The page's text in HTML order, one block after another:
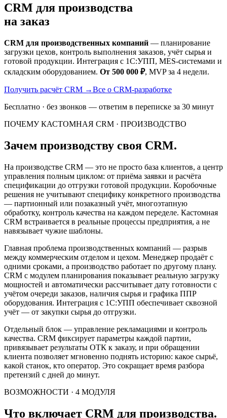
CRM для производства
на заказ
CRM для производственных компаний — планирование
загрузки цехов, контроль выполнения заказов, учёт сырья и
готовой продукции. Интеграция с 1С:УПП, MES-системами и
складским оборудованием. От 500 000 ₽, MVP за 4 недели.
Получить расчёт CRM →Все о CRM-разработке
Бесплатно · без звонков — ответим в переписке за 30 минут
ПОЧЕМУ КАСТОМНАЯ CRM · ПРОИЗВОДСТВО
Зачем производству своя CRM.
На производстве CRM — это не просто база клиентов, а центр
управления полным циклом: от приёма заявки и расчёта
спецификации до отгрузки готовой продукции. Коробочные
решения не учитывают специфику конкретного производства
— партионный или позаказный учёт, многоэтапную
обработку, контроль качества на каждом переделе. Кастомная
CRM встраивается в реальные процессы предприятия, а не
навязывает чужие шаблоны.
Главная проблема производственных компаний — разрыв
между коммерческим отделом и цехом. Менеджер продаёт с
одними сроками, а производство работает по другому плану.
CRM с модулем планирования показывает реальную загрузку
мощностей и автоматически рассчитывает дату готовности с
учётом очереди заказов, наличия сырья и графика ППР
оборудования. Интеграция с 1С:УПП обеспечивает сквозной
учёт — от закупки сырья до отгрузки.
Отдельный блок — управление рекламациями и контроль
качества. CRM фиксирует параметры каждой партии,
привязывает результаты ОТК к заказу, и при обращении
клиента позволяет мгновенно поднять историю: какое сырьё,
какой станок, кто оператор. Это сокращает время разбора
претензий с дней до минут.
ВОЗМОЖНОСТИ · 4 МОДУЛЯ
Что включает CRM для производства.